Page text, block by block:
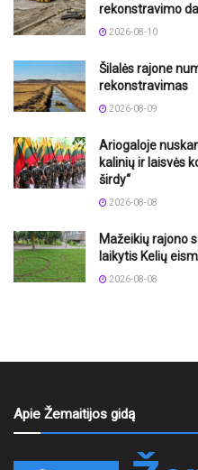
rekonstravimo
2026-08-10
Šilalės rajone
rekonstravimas
2026-08-09
Ariogaloje
kalinių ir laisvės
širdy“
2026-08-08
Mažeikių rajono
laikytis Kelių
2026-08-08
Apie Žemaitijos gidą